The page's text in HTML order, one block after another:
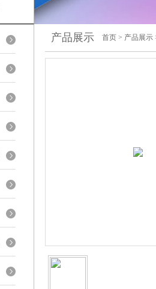
产品展示 首页 > 产品展示